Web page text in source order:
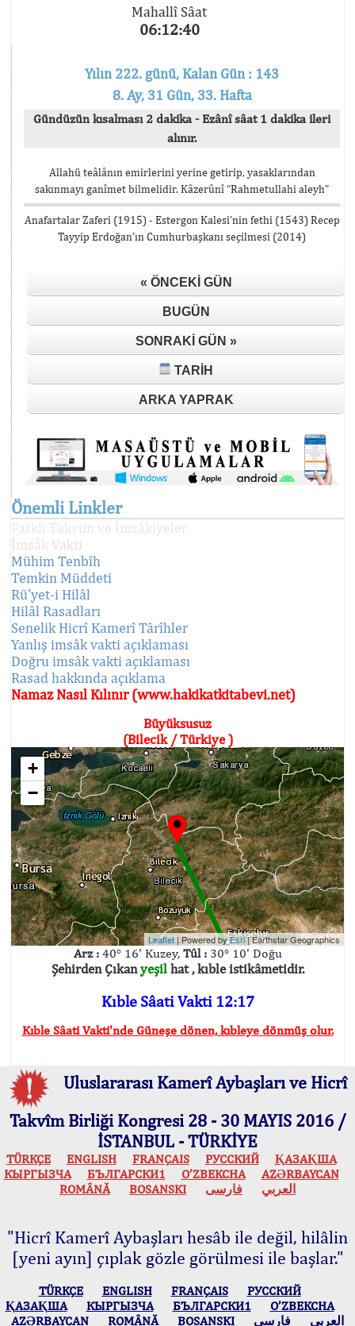
Mahallî Sâat
06:12:41
Yılın 222. günü, Kalan Gün : 143
8. Ay, 31 Gün, 33. Hafta
Gündüzün kısalması 2 dakika - Ezânî sâat 1 dakika ileri
alınır.
Allahü teâlânın emirlerini yerine getirip, yasaklarından
sakınmayı ganîmet bilmelidir. Kâzerûnî “Rahmetullahi aleyh”
Anafartalar Zaferi (1915) - Estergon Kalesi’nin fethi (1543) Recep
Tayyip Erdoğan’ın Cumhurbaşkanı seçilmesi (2014)
« ÖNCEKI GÜN
BUGÜN
SONRAKI GÜN »
TARIH
ARKA YAPRAK
Önemli Linkler
Farklı Takvim ve İmsâkiyeler
İmsâk Vakti
Mühim Tenbîh
Temkin Müddeti
Rü'yet-i Hilâl
Hilâl Rasadları
Senelik Hicrî Kamerî Târîhler
Yanlış imsâk vakti açıklaması
Doğru imsâk vakti açıklaması
Rasad hakkında açıklama
Namaz Nasıl Kılınır (www.hakikatkitabevi.net)
Büyüksusuz
(Bilecik / Türkiye )
+
−
Leaflet | Powered byEsri|Earthstar Geographics
Arz :40° 16' Kuzey, Tûl :30° 10' Doğu
Şehirden Çıkanyeşilhat , kıble istikâmetidir.
Kıble Sâati Vakti 12:17
Kıble Sâati Vakti'nde Güneşe dönen, kıbleye dönmüş olur.
Uluslararası Kamerî Aybaşları ve Hicrî
Takvîm Birliği Kongresi 28 - 30 MAYIS 2016 /
İSTANBUL - TÜRKİYE
TÜRKÇE ENGLISH FRANÇAIS РУССКИЙ
ҚАЗАҚША
КЫPГЫЗЧA
БЪЛГАРСКИ1 O’ZBEKCHA
AZӘRBAYCAN
ROMÂNĂ
BOSANSKI العربي فارسی
"Hicrî Kamerî Aybaşları hesâb ile değil, hilâlin
[yeni ayın] çıplak gözle görülmesi ile başlar."
TÜRKÇE ENGLISH FRANÇAIS
РУССКИЙ
ҚАЗАҚША
КЫPГЫЗЧA БЪЛГАРСКИ1
O’ZBEKCHA
AZӘRBAYCAN
ROMÂNĂ BOSANSKI العربي فارسی